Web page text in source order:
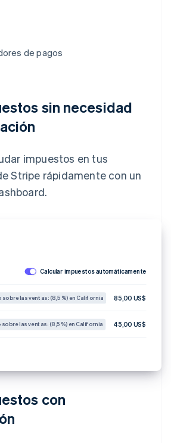
de pagos
sin necesidad
impuestos en tus
Stripe rápidamente con un
Calcular impuestos automáticamente
las ventas: (8,5 %) en California 85,00 US$
las ventas: (8,5 %) en California 45,00 US$
con